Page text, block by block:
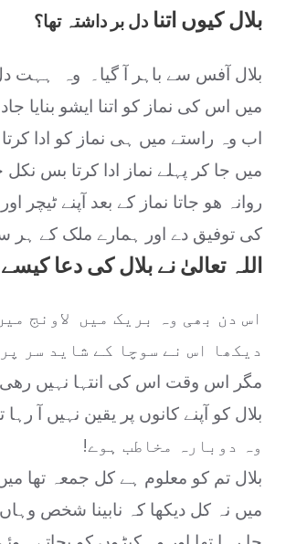
بلال کیوں اتنا دل بر داشتہ تھا؟
بلال آفس سے باہر آ گیا۔ وہ ہہت دل
میں اس کی نماز کو اتنا ایشو بنایا
اب وہ راستے میں ہی نماز کو ادا
میں جا کر پہلے نماز ادا کرتا بس
روانہ ھو جاتا نماز کے بعد آپنے ٹیچر
کی توفیق دے اور ہمارے ملک کے ہر
اللہ تعالیٰ نے بلال کی دعا
اس دن بھی وہ بریک میں لاونج
دیکھا اس نے سوچا کے شاید سر
مگر اس وقت اس کی انتہا نہیں
بلال کو آپنے کانوں پر یقین نہیں آ رہا
وہ دوبارہ مخاطب ہوے!
بلال تم کو معلوم ہے کل جمعہ تھا
میں نہ کل دیکھا کہ نابینا شخص